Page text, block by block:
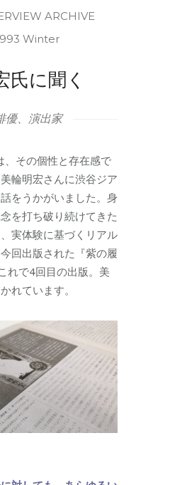
ARCHIVE
Winter
氏に聞く
優、演出家
その個性と存在感で
輪明宏さんに渋谷ジア
をうかがいました。身
を打ち破り続けてきた
実体験に基づくリアル
回出版された『紫の履
れで4回目の出版。美
れています。